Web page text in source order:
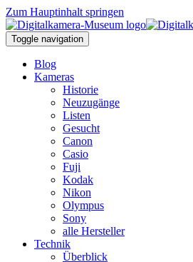
Zum Hauptinhalt springen
Toggle navigation
Blog
Kameras
Historie
Neuzugänge
Listen
Gesucht
Canon
Casio
Fuji
Kodak
Nikon
Olympus
Sony
alle Hersteller
Technik
Überblick